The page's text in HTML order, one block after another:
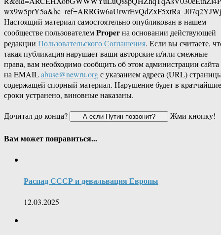
Настоящий материал самостоятельно опубликован в нашем
сообществе пользователемProperна основании действующей
редакции Пользовательского Соглашения. Если вы считаете,
такая публикация нарушает ваши авторские и/или смежные
права, вам необходимо сообщить об этом администрации сайта
на EMAILabuse@newru.orgс указанием адреса (URL)
содержащей спорный материал. Нарушение будет в кратчайшие
сроки устранено, виновные наказаны.
Дочитал до конца?
Жми кнопку!
Вам может понравиться...
Распад СССР и девальвация Европы
12.03.2025